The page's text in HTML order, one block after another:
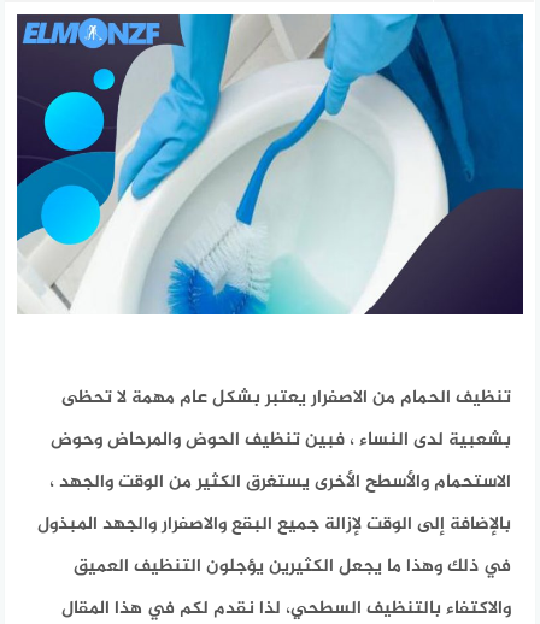
تنظيف الحمام من الاصفرار يعتبر بشكل عام مهمة لا تحظى
بشعبية لدى النساء ، فبين تنظيف الحوض والمرحاض وحوض
الاستحمام والأسطح الأخرى يستغرق الكثير من الوقت والجهد ،
بالإضافة إلى الوقت لإزالة جميع البقع والاصفرار والجهد المبذول
في ذلك وهذا ما يجعل الكثيرين يؤجلون التنظيف العميق
والاكتفاء بالتنظيف السطحي، لذا نقدم لكم في هذا المقال